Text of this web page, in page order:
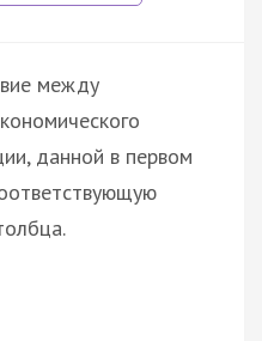
между
данной в первом